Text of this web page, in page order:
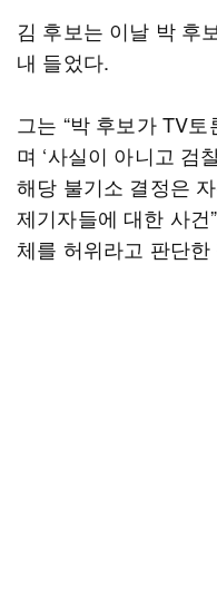
김 후보는 이날 박 후
내 들었다.
그는 “박 후보가 TV
며 ‘사실이 아니고 검
해당 불기소 결정은
제기자들에 대한 사건
체를 허위라고 판단